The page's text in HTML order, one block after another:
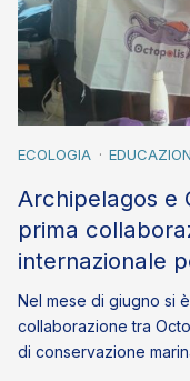
ECOLOGIA
Archipelagos e
prima
internazionale
Nel mese di giugno si
collaborazione tra
di conservazione